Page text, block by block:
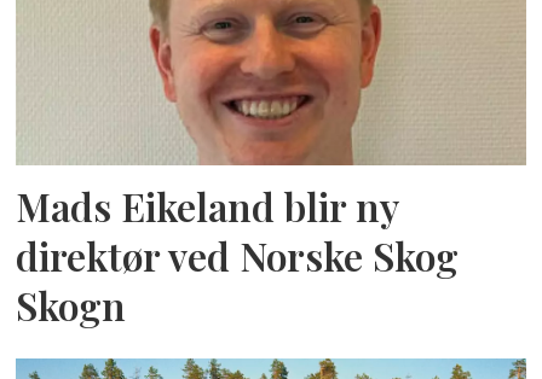
Mads Eikeland blir ny
direktør ved Norske Skog
Skogn